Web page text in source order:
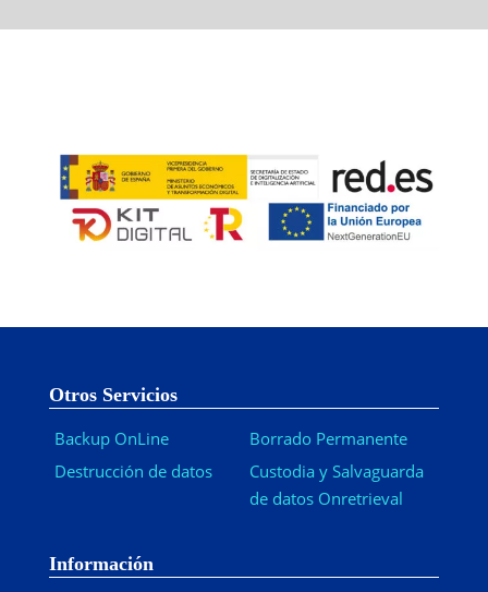
Otros Servicios
Backup OnLine
Destrucción de datos
Borrado Permanente
Custodia y Salvaguarda
de datos Onretrieval
Información